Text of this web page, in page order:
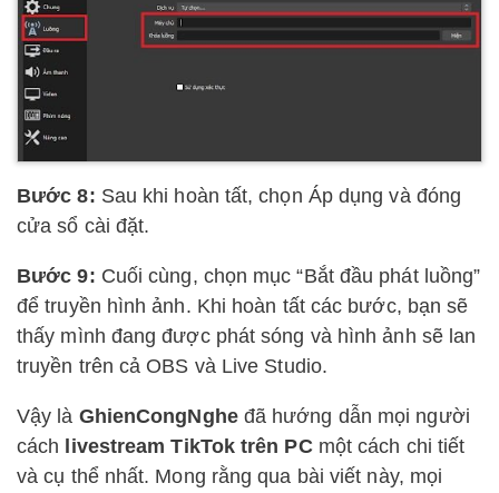
Bước 8: Sau khi hoàn tất, chọn Áp dụng và đóng
cửa sổ cài đặt.
Bước 9: Cuối cùng, chọn mục “Bắt đầu phát luồng”
để truyền hình ảnh. Khi hoàn tất các bước, bạn sẽ
thấy mình đang được phát sóng và hình ảnh sẽ lan
truyền trên cả OBS và Live Studio.
Vậy là GhienCongNgheđã hướng dẫn mọi người
cách livestream TikTok trên PCmột cách chi tiết
và cụ thể nhất. Mong rằng qua bài viết này, mọi